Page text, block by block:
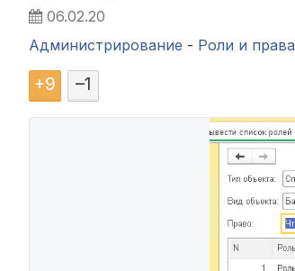
06.02.20
Администрирование - Роли и права
+9 –1